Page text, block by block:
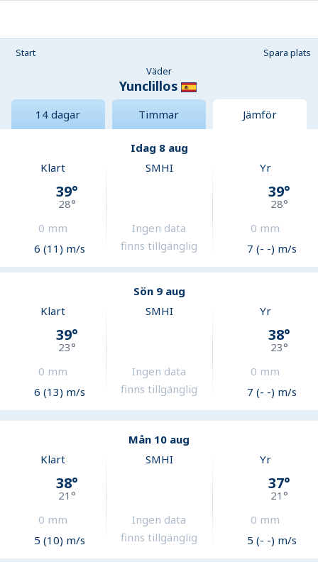
Start
Spara plats
Väder
Yunclillos
14 dagar Timmar Jämför
Idag 8 aug
Klart
39°
28°
0 mm
6 (11) m/s
SMHI
Ingen data
finns tillgänglig
Yr
39°
28°
0 mm
7 (- -) m/s
Sön 9 aug
Klart
39°
23°
0 mm
6 (13) m/s
SMHI
Ingen data
finns tillgänglig
Yr
38°
23°
0 mm
7 (- -) m/s
Mån 10 aug
Klart
38°
21°
0 mm
5 (10) m/s
SMHI
Ingen data
finns tillgänglig
Yr
37°
21°
0 mm
5 (- -) m/s